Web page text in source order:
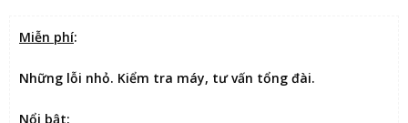
Miễn phí:
Những lỗi nhỏ. Kiểm tra máy, tư vấn tổng đài.
Nổi bật: